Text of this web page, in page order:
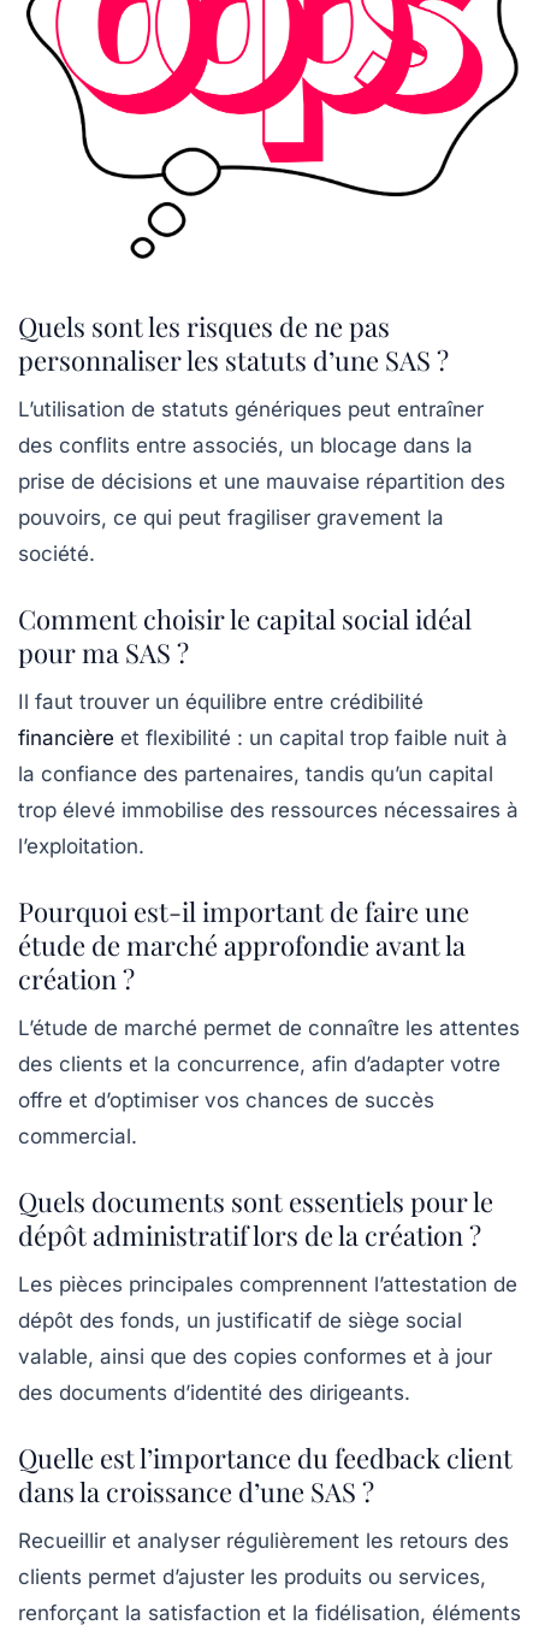
Quels sont les risques de ne pas
personnaliser les statuts d’une SAS ?
L’utilisation de statuts génériques peut entraîner
des conflits entre associés, un blocage dans la
prise de décisions et une mauvaise répartition des
pouvoirs, ce qui peut fragiliser gravement la
société.
Comment choisir le capital social idéal
pour ma SAS ?
Il faut trouver un équilibre entre crédibilité
financière et flexibilité : un capital trop faible nuit à
la confiance des partenaires, tandis qu’un capital
trop élevé immobilise des ressources nécessaires à
l’exploitation.
Pourquoi est-il important de faire une
étude de marché approfondie avant la
création ?
L’étude de marché permet de connaître les attentes
des clients et la concurrence, afin d’adapter votre
offre et d’optimiser vos chances de succès
commercial.
Quels documents sont essentiels pour le
dépôt administratif lors de la création ?
Les pièces principales comprennent l’attestation de
dépôt des fonds, un justificatif de siège social
valable, ainsi que des copies conformes et à jour
des documents d’identité des dirigeants.
Quelle est l’importance du feedback client
dans la croissance d’une SAS ?
Recueillir et analyser régulièrement les retours des
clients permet d’ajuster les produits ou services,
renforçant la satisfaction et la fidélisation, éléments